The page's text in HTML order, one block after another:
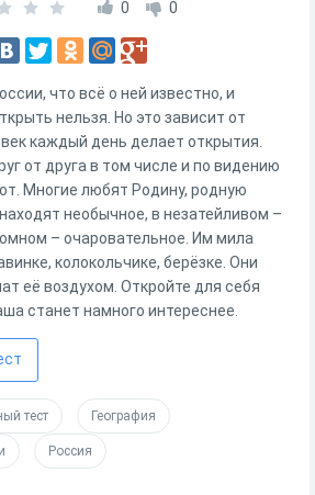
0 0
что всё о ней известно, и
нельзя. Но это зависит от
каждый день делает открытия.
от друга в том числе и по видению
Многие любят Родину, родную
необычное, в незатейливом –
– очаровательное. Им мила
колокольчике, берёзке. Они
её воздухом. Откройте для себя
станет намного интереснее.
тест География
Россия